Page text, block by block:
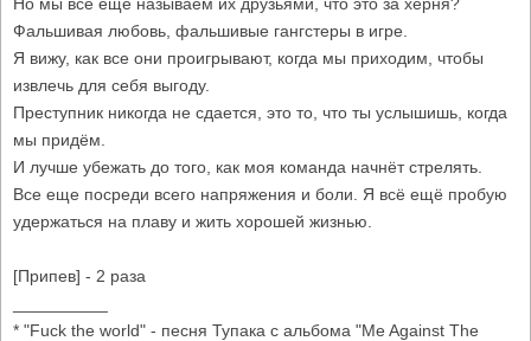
Фальшивая любовь, фальшивые гангстеры в игре.
Я вижу, как все они проигрывают, когда мы приходим, чтобы
извлечь для себя выгоду.
Преступник никогда не сдается, это то, что ты услышишь, когда
мы придём.
И лучше убежать до того, как моя команда начнёт стрелять.
Все еще посреди всего напряжения и боли. Я всё ещё пробую
удержаться на плаву и жить хорошей жизнью.
[Припев] - 2 раза
* "Fuck the world" - песня Тупака с альбома "Me Against The